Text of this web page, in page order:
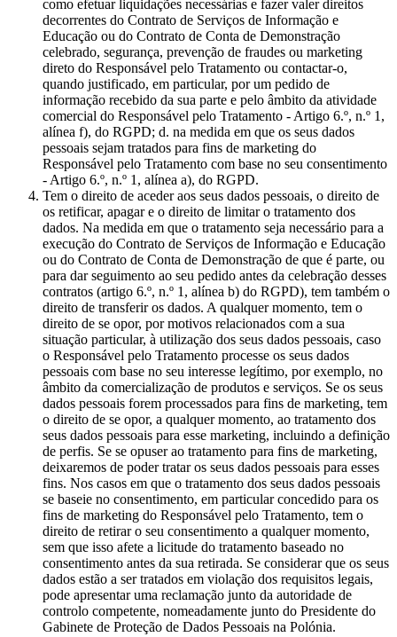
como efetuar liquidações necessárias e fazer valer direitos
decorrentes do Contrato de Serviços de Informação e
Educação ou do Contrato de Conta de Demonstração
celebrado, segurança, prevenção de fraudes ou marketing
direto do Responsável pelo Tratamento ou contactar-o,
quando justificado, em particular, por um pedido de
informação recebido da sua parte e pelo âmbito da atividade
comercial do Responsável pelo Tratamento - Artigo 6.º, n.º 1,
alínea f), do RGPD; d. na medida em que os seus dados
pessoais sejam tratados para fins de marketing do
Responsável pelo Tratamento com base no seu consentimento
- Artigo 6.º, n.º 1, alínea a), do RGPD.
Tem o direito de aceder aos seus dados pessoais, o direito de
os retificar, apagar e o direito de limitar o tratamento dos
dados. Na medida em que o tratamento seja necessário para a
execução do Contrato de Serviços de Informação e Educação
ou do Contrato de Conta de Demonstração de que é parte, ou
para dar seguimento ao seu pedido antes da celebração desses
contratos (artigo 6.º, n.º 1, alínea b) do RGPD), tem também o
direito de transferir os dados. A qualquer momento, tem o
direito de se opor, por motivos relacionados com a sua
situação particular, à utilização dos seus dados pessoais, caso
o Responsável pelo Tratamento processe os seus dados
pessoais com base no seu interesse legítimo, por exemplo, no
âmbito da comercialização de produtos e serviços. Se os seus
dados pessoais forem processados para fins de marketing, tem
o direito de se opor, a qualquer momento, ao tratamento dos
seus dados pessoais para esse marketing, incluindo a definição
de perfis. Se se opuser ao tratamento para fins de marketing,
deixaremos de poder tratar os seus dados pessoais para esses
fins. Nos casos em que o tratamento dos seus dados pessoais
se baseie no consentimento, em particular concedido para os
fins de marketing do Responsável pelo Tratamento, tem o
direito de retirar o seu consentimento a qualquer momento,
sem que isso afete a licitude do tratamento baseado no
consentimento antes da sua retirada. Se considerar que os seus
dados estão a ser tratados em violação dos requisitos legais,
pode apresentar uma reclamação junto da autoridade de
controlo competente, nomeadamente junto do Presidente do
Gabinete de Proteção de Dados Pessoais na Polónia.